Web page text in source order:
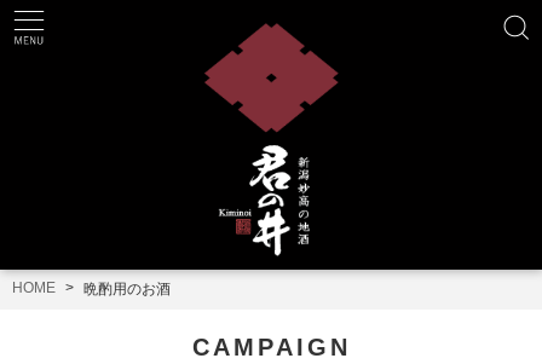
HOME 晩酌用のお酒
CAMPAIGN